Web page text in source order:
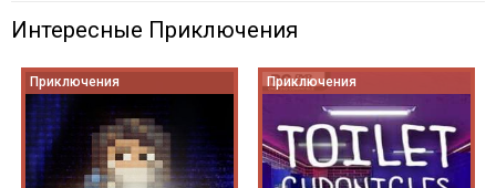
Интересные Приключения
Приключения Приключения